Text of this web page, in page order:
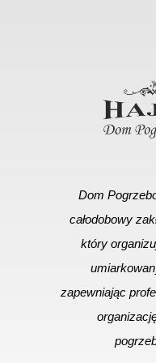
Dom
całodobowy
który
zapewniając